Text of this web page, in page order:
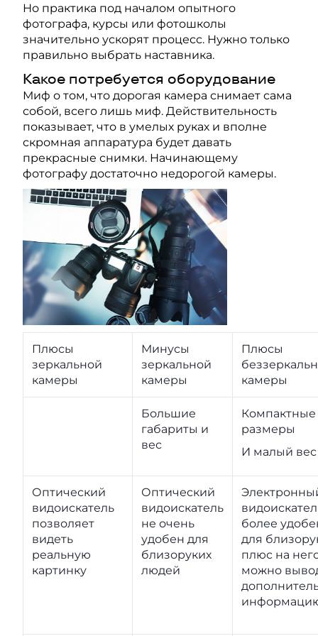
Но практика под началом опытного
фотографа, курсы или фотошколы
значительно ускорят процесс. Нужно только
правильно выбрать наставника.
Какое потребуется оборудование
Миф о том, что дорогая камера снимает сама
собой, всего лишь миф. Действительность
показывает, что в умелых руках и вполне
скромная аппаратура будет давать
прекрасные снимки. Начинающему
фотографу достаточно недорогой камеры.
Плюсы
зеркальной
камеры
Минусы
зеркальной
камеры
Плюсы
камеры
Большие
габариты и
вес
Компактные
размеры
И малый вес
Оптический
видоискатель
позволяет
видеть
реальную
картинку
Оптический
видоискатель
не очень
удобен для
близоруких
людей
более
для
плюс на
можно